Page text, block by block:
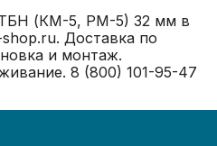
ТБН (КМ-5, РМ-5) 32 мм в
Доставка по
и монтаж.
8 (800) 101-95-47